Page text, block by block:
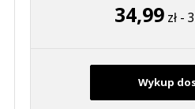
34,99 zł -
Wykup